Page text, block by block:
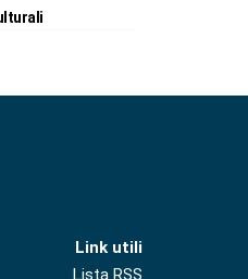
Link utili
Lista RSS